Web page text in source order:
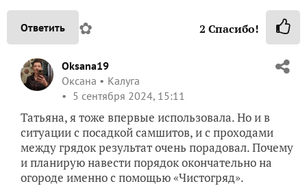
Ответить ✿ 2 Спасибо!
Oksana19
Оксана
Калуга
5 сентября 2024, 15:11
Татьяна, я тоже впервые использовала. Но и в
ситуации с посадкой самшитов, и с проходами
между грядок результат очень порадовал. Почему
и планирую навести порядок окончательно на
огороде именно с помощью «Чистогряд».